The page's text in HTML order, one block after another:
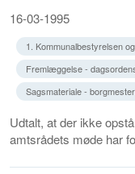
16-03-1995
1. Kommunalbestyrelsen
Fremlæggelse -
Sagsmateriale -
Udtalt, at der ikke
amtsrådets møde har